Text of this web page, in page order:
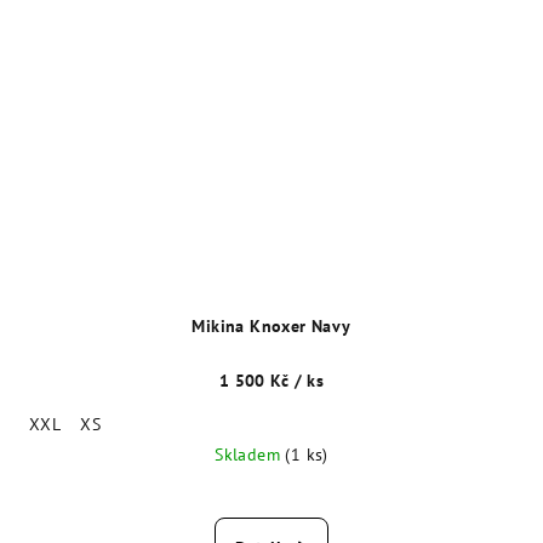
Mikina Knoxer Navy
1 500 Kč / ks
XXL
XS
Skladem(1 ks)